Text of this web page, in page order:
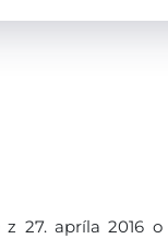
27. apríla 2016